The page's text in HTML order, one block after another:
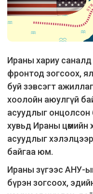
Ираны хариу саналд
фронтод зогсоох,
буй зэвсэгт
хоолойн аюулгүй
асуудлыг
хувьд Ираны цөмийн
асуудлыг
байгаа юм.
Ираны зүгээс АНУ-ын
бүрэн зогсоох,